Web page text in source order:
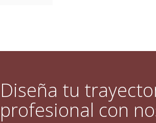
Diseña tu
profesional con